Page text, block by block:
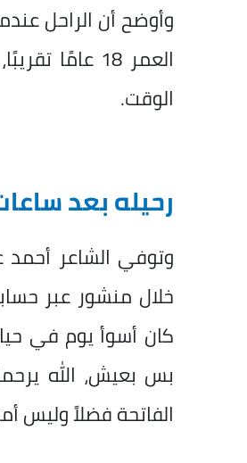
وأوضح أن الراحل
العمر 18
الوقت.
رحيله بعد
وتوفي الشاعر
خلال منشور عبر
كان أسوأ يوم في
بس بعيش، الله
الفاتحة فضلاً وليس